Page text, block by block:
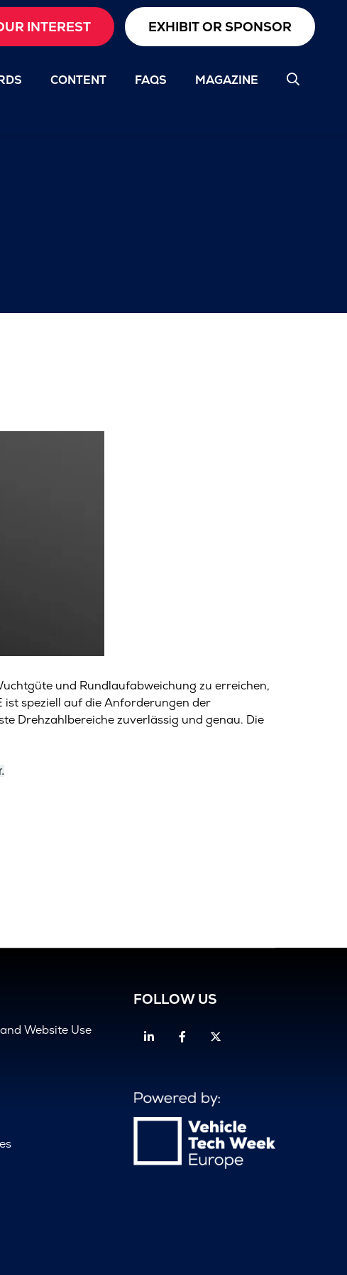
INTEREST EXHIBIT OR SPONSOR
CONTENT FAQS MAGAZINE
und Rundlaufabweichung zu erreichen,
ist speziell auf die Anforderungen der
Drehzahlbereiche zuverlässig und genau. Die
Website Use
FOLLOW US
LinkedinFacebook